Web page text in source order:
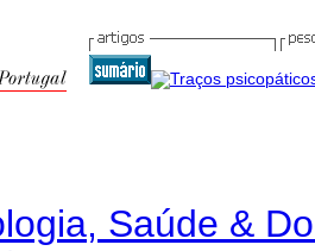
Saúde &